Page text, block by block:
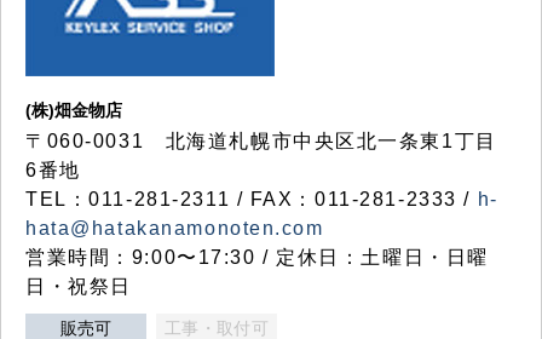
(株)畑金物店
〒060-0031 北海道札幌市中央区北一条東1丁目
6番地
TEL：011-281-2311 / FAX：011-281-2333 / h-
hata@hatakanamonoten.com
営業時間：9:00〜17:30 / 定休日：土曜日・日曜
日・祝祭日
販売可 工事・取付可